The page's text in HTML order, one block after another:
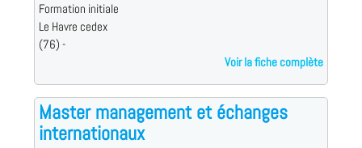
Formation initiale
Le Havre cedex
(76) -
Voir la fiche complète
Master management et échanges
internationaux